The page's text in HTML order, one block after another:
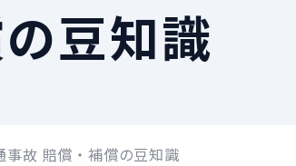
豆知識
事故 賠償・補償の豆知識